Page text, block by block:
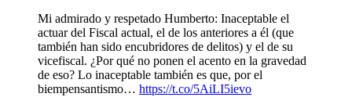
Mi admirado y respetado Humberto: Inaceptable el
actuar del Fiscal actual, el de los anteriores a él (que
también han sido encubridores de delitos) y el de su
vicefiscal. ¿Por qué no ponen el acento en la gravedad
de eso? Lo inaceptable también es que, por el
biempensantismo… https://t.co/5AiLI5ievo